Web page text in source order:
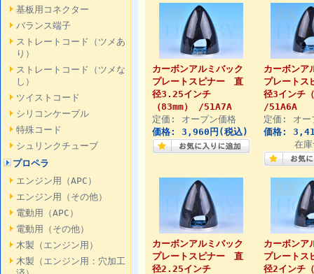
基板用コネクター
バランス端子
ストレートコード（ツメあ
り）
ストレートコード（ツメな
し）
ツイストコード
シリコンケーブル
特殊コード
シュリンクチューブ
プロペラ
エンジン用（APC）
エンジン用（その他）
電動用（APC）
電動用（その他）
木製（エンジン用）
木製（エンジン用：穴加工
カーボンアルミバック
プレートスピナー 直
径3.25インチ
（83mm） /51A7A
定価: オープン価格
価格: 3,960円(税込)
カーボンア
プレート
径3インチ
/51A6A
定価: オー
価格:
在
カーボンアルミバック
プレートスピナー 直
径2.25インチ
カーボンア
プレート
径2インチ